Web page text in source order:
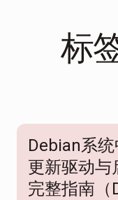
标
Debian系
更新驱动与
完整指南（